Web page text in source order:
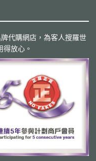
代購網店，為客人搜羅世
放心。